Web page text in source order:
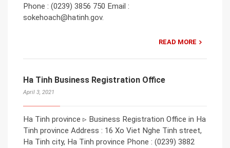
Phone : (0239) 3856 750 Email :
sokehoach@hatinh.gov.
READ MORE
Ha Tinh Business Registration Office
April 3, 2021
Ha Tinh province ▹ Business Registration Office in Ha
Tinh province Address : 16 Xo Viet Nghe Tinh street,
Ha Tinh city, Ha Tinh province Phone : (0239) 3882